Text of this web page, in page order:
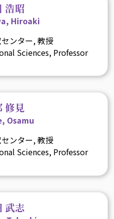
浩昭
Hiroaki
ンター, 教授
Sciences, Professor
修見
Osamu
ンター, 教授
Sciences, Professor
武志